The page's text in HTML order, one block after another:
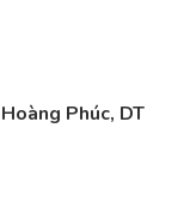
Phúc, DT